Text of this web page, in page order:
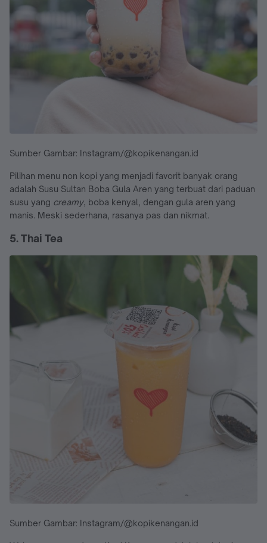
Sumber Gambar: Instagram/@kopikenangan.id
Pilihan menu non kopi yang menjadi favorit banyak orang
adalah Susu Sultan Boba Gula Aren yang terbuat dari paduan
susu yang creamy, boba kenyal, dengan gula aren yang
manis. Meski sederhana, rasanya pas dan nikmat.
5. Thai Tea
Sumber Gambar: Instagram/@kopikenangan.id